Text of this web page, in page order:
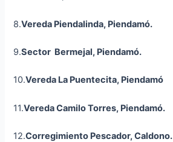
8.Vereda Piendalinda, Piendamó.
9.Sector Bermejal, Piendamó.
10.Vereda La Puentecita, Piendamó
11.Vereda Camilo Torres, Piendamó.
12.Corregimiento Pescador, Caldono.